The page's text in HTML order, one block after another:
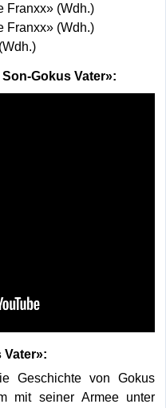
Franxx» (Wdh.)
Franxx» (Wdh.)
Gokus Vater»:
Vater»:
Geschichte von Gokus
mit seiner Armee unter